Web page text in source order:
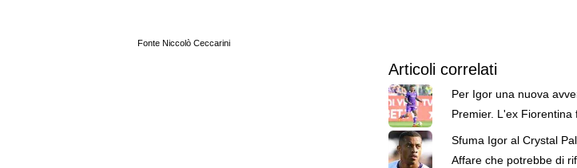
Fonte Niccolò Ceccarini
Articoli correlati
Per Igor una nuova
Premier. L'ex Fiorentina
il West Ham
Sfuma Igor al Crystal
Affare che potrebbe di